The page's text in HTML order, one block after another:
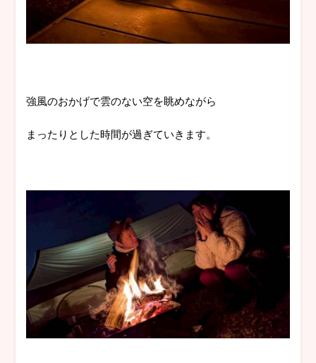
強風のおかげで雲のない空を眺めながら
まったりとした時間が過ぎていきます。